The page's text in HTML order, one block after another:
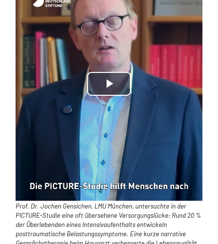
Play
Video
Prof. Dr. Jochen Gensichen, LMU München, untersuchte in der
PICTURE-Studie eine oft übersehene Versorgungslücke: Rund 20 %
der Überlebenden eines Intensivaufenthalts entwickeln
posttraumatische Belastungssymptome. Eine kurze narrative